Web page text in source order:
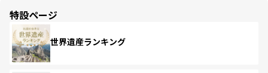
特設ページ
世界遺産ランキング